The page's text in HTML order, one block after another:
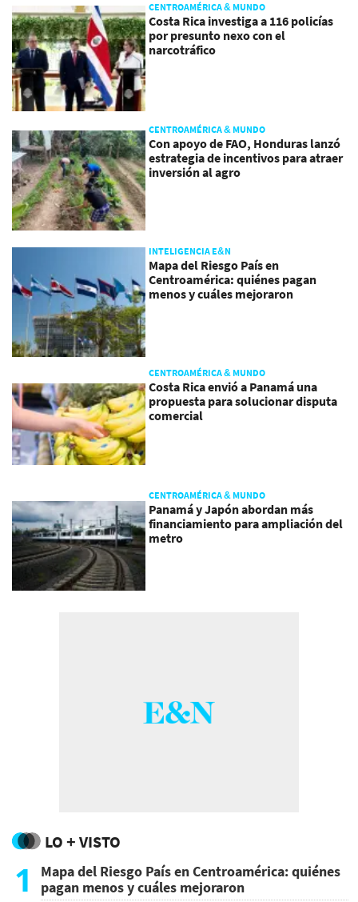
CENTROAMÉRICA & MUNDO
Costa Rica investiga a 116 policías
por presunto nexo con el
narcotráfico
CENTROAMÉRICA & MUNDO
Con apoyo de FAO, Honduras lanzó
estrategia de incentivos para atraer
inversión al agro
INTELIGENCIA E&N
Mapa del Riesgo País en
Centroamérica: quiénes pagan
menos y cuáles mejoraron
CENTROAMÉRICA & MUNDO
Costa Rica envió a Panamá una
propuesta para solucionar disputa
comercial
CENTROAMÉRICA & MUNDO
Panamá y Japón abordan más
financiamiento para ampliación del
metro
LO + VISTO
1
Mapa del Riesgo País en Centroamérica: quiénes
pagan menos y cuáles mejoraron